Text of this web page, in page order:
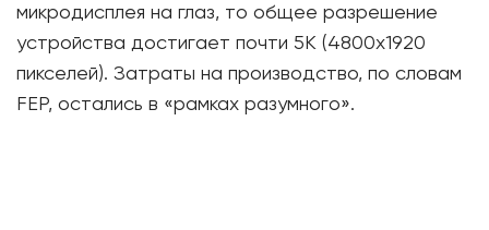
микродисплея на глаз, то общее разрешение
устройства достигает почти 5K (4800х1920
пикселей). Затраты на производство, по словам
FEP, остались в «рамках разумного».